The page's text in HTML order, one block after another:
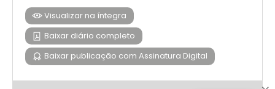
Visualizar na íntegra
Baixar diário completo
Baixar publicação com Assinatura Digital